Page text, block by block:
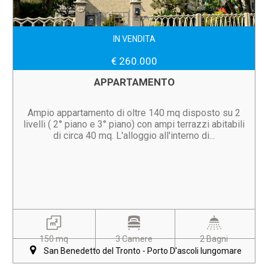
IN VENDITA
€ 260.000
APPARTAMENTO
Ampio appartamento di oltre 140 mq disposto su 2
livelli ( 2° piano e 3° piano) con ampi terrazzi abitabili
di circa 40 mq. L'alloggio all'interno di...
150 mq 3 Camere
2 Bagni
San Benedetto del Tronto - Porto D'ascoli lungomare